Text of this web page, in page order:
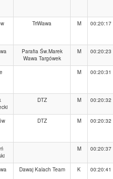
TriWawa M 00:20:17
Parafia Św.Marek
Wawa Targówek
M 00:20:23
M 00:20:31
DTZ M 00:20:32
DTZ M 00:20:32
M 00:20:37
Dawaj Kalach Team K 00:20:41